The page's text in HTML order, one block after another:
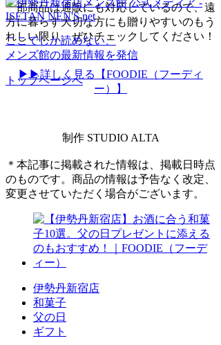
一部商品は通販にも対応しているので、遠
方に暮らす大切な方にも贈りやすいのもう
れしい限り。ぜひチェックしてください！
▶▶詳しく見る【FOODIE（フーディ
ー）】
制作 STUDIO ALTA
＊本記事に掲載された情報は、掲載日時点
のものです。商品の情報は予告なく改定、
変更させていただく場合がございます。
伊勢丹新宿店
和菓子
父の日
ギフト
ここでしか読めない、
メンズ館の最新情報を発信
トップページへ